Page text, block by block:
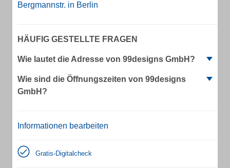
Bergmannstr. in Berlin
HÄUFIG GESTELLTE FRAGEN
Wie lautet die Adresse von 99designs GmbH?
Wie sind die Öffnungszeiten von 99designs
GmbH?
Informationen bearbeiten
Gratis-Digitalcheck